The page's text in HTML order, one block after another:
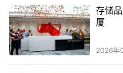
存储
厦
2026年